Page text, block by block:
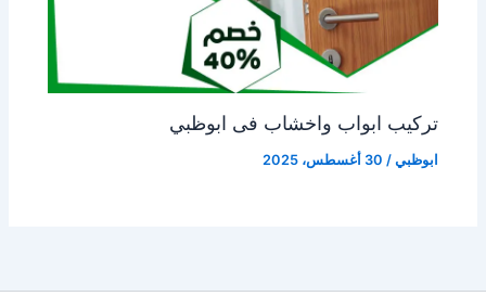
تركيب ابواب واخشاب فى ابوظبي
ابوظبي / 30 أغسطس، 2025